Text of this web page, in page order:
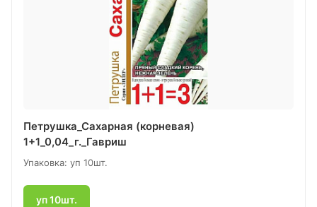
Петрушка_Сахарная (корневая)
1+1_0,04_г._Гавриш
Упаковка: уп 10шт.
уп 10шт.